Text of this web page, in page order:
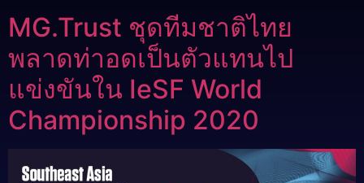
MG.Trust ชุดทีมชาติไทย
พลาดท่าอดเป็นตัวแทนไป
แข่งขันใน IeSF World
Championship 2020